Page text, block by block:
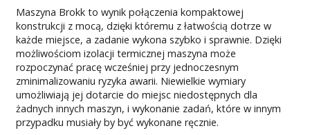
Maszyna Brokk to wynik połączenia kompaktowej
konstrukcji z mocą, dzięki któremu z łatwością dotrze w
każde miejsce, a zadanie wykona szybko i sprawnie. Dzięki
możliwościom izolacji termicznej maszyna może
rozpoczynać pracę wcześniej przy jednoczesnym
zminimalizowaniu ryzyka awarii. Niewielkie wymiary
umożliwiają jej dotarcie do miejsc niedostępnych dla
żadnych innych maszyn, i wykonanie zadań, które w innym
przypadku musiały by być wykonane ręcznie.